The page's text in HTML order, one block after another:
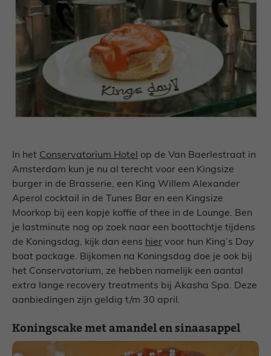
In het Conservatorium Hotel
op de Van Baerlestraat in
Amsterdam kun je nu al terecht voor een Kingsize
burger in de Brasserie, een King Willem Alexander
Aperol cocktail in de Tunes Bar en een Kingsize
Moorkop bij een kopje koffie of thee in de Lounge. Ben
je lastminute nog op zoek naar een boottochtje tijdens
de Koningsdag, kijk dan eens hier voor hun King’s Day
boat package. Bijkomen na Koningsdag doe je ook bij
het Conservatorium, ze hebben namelijk een aantal
extra lange recovery treatments bij Akasha Spa. Deze
aanbiedingen zijn geldig t/m 30 april.
Koningscake met amandel en sinaasappel